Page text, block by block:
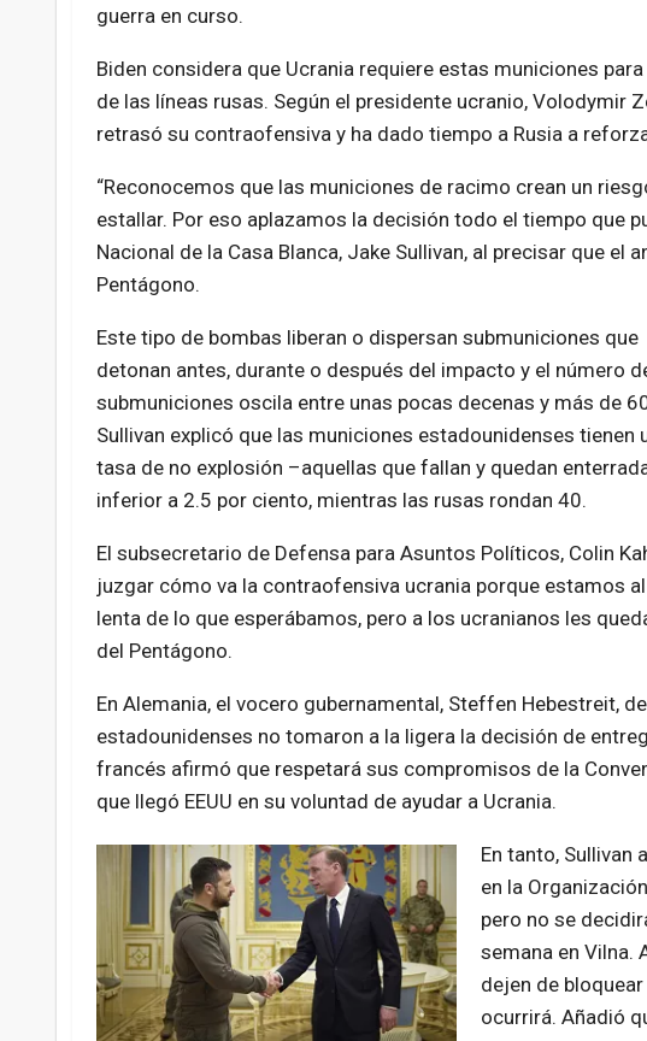
guerra en curso.
Biden considera que Ucrania requiere estas municiones
de las líneas rusas. Según el presidente ucranio, Volodymir
retrasó su contraofensiva y ha dado tiempo a Rusia a
“Reconocemos que las municiones de racimo crean un
estallar. Por eso aplazamos la decisión todo el tiempo que
Nacional de la Casa Blanca, Jake Sullivan, al precisar que
Pentágono.
Este tipo de bombas liberan o dispersan submuniciones que
detonan antes, durante o después del impacto y el número
submuniciones oscila entre unas pocas decenas y más de
Sullivan explicó que las municiones estadounidenses tienen
tasa de no explosión –aquellas que fallan y quedan
inferior a 2.5 por ciento, mientras las rusas rondan 40.
El subsecretario de Defensa para Asuntos Políticos, Colin
juzgar cómo va la contraofensiva ucrania porque estamos
lenta de lo que esperábamos, pero a los ucranianos les
del Pentágono.
En Alemania, el vocero gubernamental, Steffen Hebestreit,
estadounidenses no tomaron a la ligera la decisión de
francés afirmó que respetará sus compromisos de la
que llegó EEUU en su voluntad de ayudar a Ucrania.
En tanto, Sullivan
en la
pero no se
semana en Vilna.
dejen de
ocurrirá. Añadió